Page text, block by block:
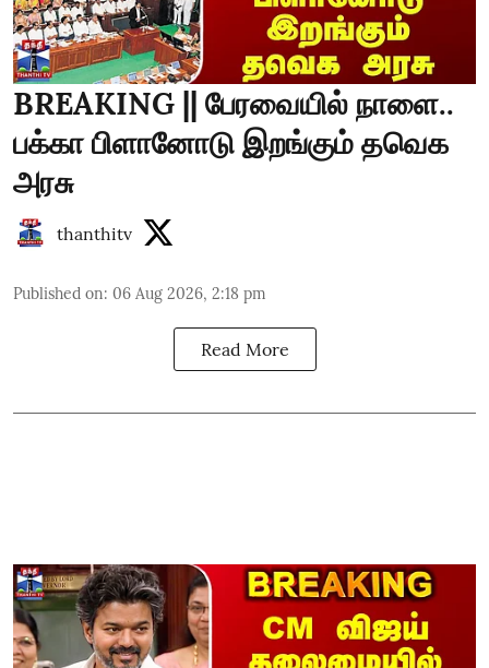
BREAKING || பேரவையில் நாளை..
பக்கா பிளானோடு இறங்கும் தவெக
அரசு
thanthitv
Published on: 06 Aug 2026, 2:18 pm
Read More